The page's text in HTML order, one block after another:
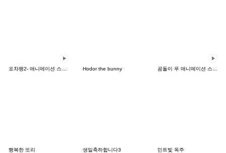
Hodor the bunny
행복한 또리 생일축하합니다3 민트빛 옥주